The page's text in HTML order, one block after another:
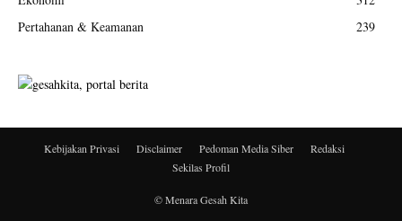
Pertahanan & Keamanan
239
Kebijakan Privasi Disclaimer Pedoman Media Siber
Redaksi
Sekilas Profil
© Menara Gesah Kita